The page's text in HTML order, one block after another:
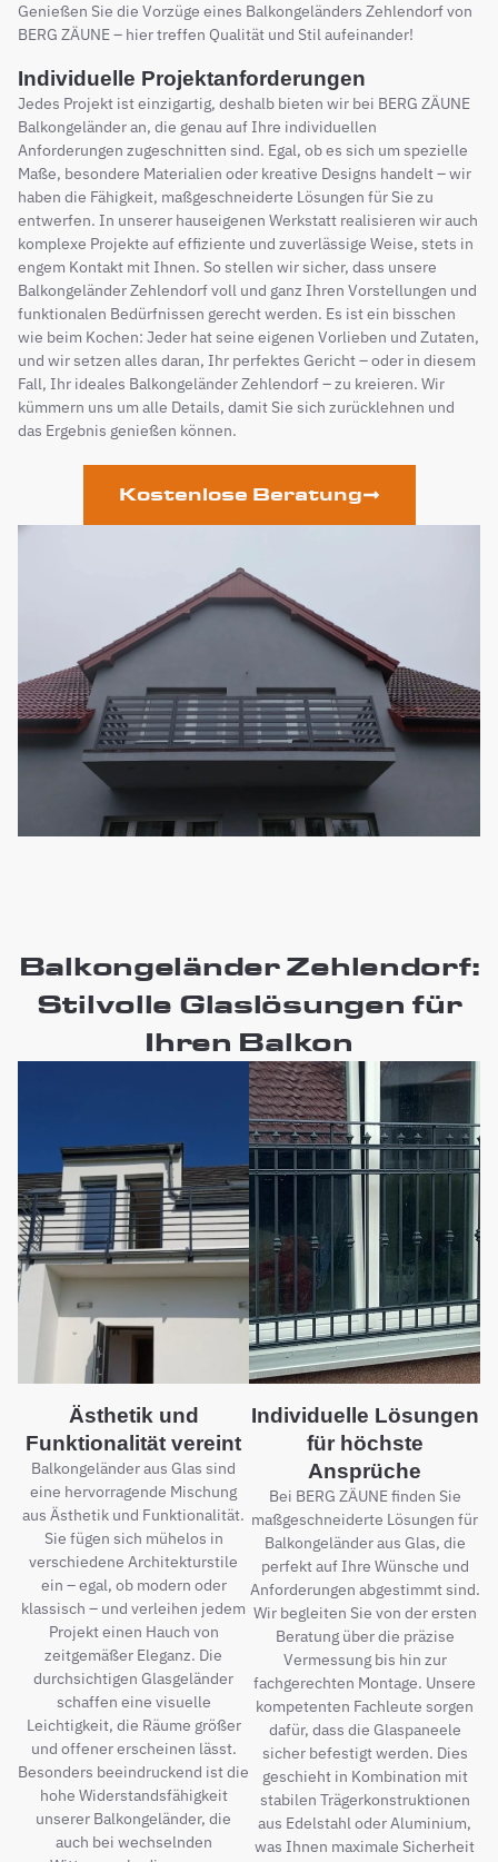
Genießen Sie die Vorzüge eines Balkongeländers Zehlendorf von
BERG ZÄUNE – hier treffen Qualität und Stil aufeinander!
Individuelle Projektanforderungen
Jedes Projekt ist einzigartig, deshalb bieten wir bei BERG ZÄUNE
Balkongeländer an, die genau auf Ihre individuellen
Anforderungen zugeschnitten sind. Egal, ob es sich um spezielle
Maße, besondere Materialien oder kreative Designs handelt – wir
haben die Fähigkeit, maßgeschneiderte Lösungen für Sie zu
entwerfen. In unserer hauseigenen Werkstatt realisieren wir auch
komplexe Projekte auf effiziente und zuverlässige Weise, stets in
engem Kontakt mit Ihnen. So stellen wir sicher, dass unsere
Balkongeländer Zehlendorf voll und ganz Ihren Vorstellungen und
funktionalen Bedürfnissen gerecht werden. Es ist ein bisschen
wie beim Kochen: Jeder hat seine eigenen Vorlieben und Zutaten,
und wir setzen alles daran, Ihr perfektes Gericht – oder in diesem
Fall, Ihr ideales Balkongeländer Zehlendorf – zu kreieren. Wir
kümmern uns um alle Details, damit Sie sich zurücklehnen und
das Ergebnis genießen können.
Kostenlose Beratung
Balkongeländer Zehlendorf:
Stilvolle Glaslösungen für
Ihren Balkon
Ästhetik und
Funktionalität vereint
Balkongeländer aus Glas sind
eine hervorragende Mischung
aus Ästhetik und Funktionalität.
Sie fügen sich mühelos in
verschiedene Architekturstile
ein – egal, ob modern oder
klassisch – und verleihen jedem
Projekt einen Hauch von
zeitgemäßer Eleganz. Die
durchsichtigen Glasgeländer
schaffen eine visuelle
Leichtigkeit, die Räume größer
und offener erscheinen lässt.
Besonders beeindruckend ist die
hohe Widerstandsfähigkeit
unserer Balkongeländer, die
auch bei wechselnden
Individuelle Lösungen
für höchste
Ansprüche
Bei BERG ZÄUNE finden Sie
maßgeschneiderte Lösungen für
Balkongeländer aus Glas, die
perfekt auf Ihre Wünsche und
Anforderungen abgestimmt sind.
Wir begleiten Sie von der ersten
Beratung über die präzise
Vermessung bis hin zur
fachgerechten Montage. Unsere
kompetenten Fachleute sorgen
dafür, dass die Glaspaneele
sicher befestigt werden. Dies
geschieht in Kombination mit
stabilen Trägerkonstruktionen
aus Edelstahl oder Aluminium,
was Ihnen maximale Sicherheit